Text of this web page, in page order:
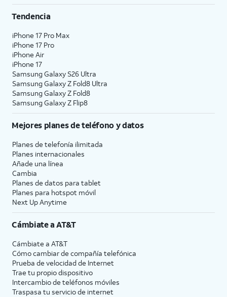
Tendencia
iPhone 17 Pro Max
iPhone 17 Pro
iPhone Air
iPhone 17
Samsung Galaxy S26 Ultra
Samsung Galaxy Z Fold8 Ultra
Samsung Galaxy Z Fold8
Samsung Galaxy Z Flip8
Mejores planes de teléfono y datos
Planes de telefonía ilimitada
Planes internacionales
Añade una línea
Cambia
Planes de datos para tablet
Planes para hotspot móvil
Next Up Anytime
Cámbiate aAT&T
Cámbiate a AT&T
Cómo cambiar de compañía telefónica
Prueba de velocidad de Internet
Trae tu propio dispositivo
Intercambio de teléfonos móviles
Traspasa tu servicio de internet